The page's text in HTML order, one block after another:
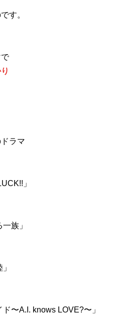
す。
ラマ
」
族」
〜A.I. knows LOVE?〜」